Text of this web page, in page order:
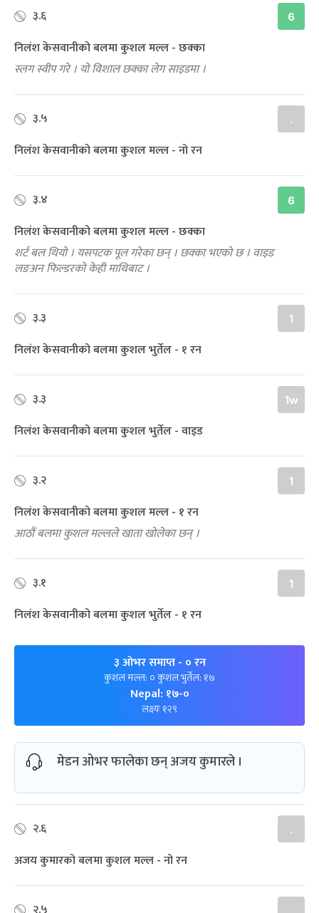
३.६ 6
निलंश केसवानीको बलमा कुशल मल्ल - छक्का
स्लग स्वीप गरे । यो विशाल छक्का लेग साइडमा ।
३.५ .
निलंश केसवानीको बलमा कुशल मल्ल - नो रन
३.४ 6
निलंश केसवानीको बलमा कुशल मल्ल - छक्का
शर्ट बल थियो । यसपटक पूल गरेका छन् । छक्का भएको छ । वाइड
लङअन फिल्डरको केही माथिबाट ।
३.३ 1
निलंश केसवानीको बलमा कुशल भुर्तेल - १ रन
३.३ 1w
निलंश केसवानीको बलमा कुशल भुर्तेल - वाइड
३.२ 1
निलंश केसवानीको बलमा कुशल मल्ल - १ रन
आठौं बलमा कुशल मल्लले खाता खोलेका छन् ।
३.१ 1
निलंश केसवानीको बलमा कुशल भुर्तेल - १ रन
३ ओभर समाप्त- ० रन
कुशल मल्ल: ० कुशल भुर्तेल: १७
Nepal: १७-०
लक्ष्यः १२९
मेडन ओभर फालेका छन् अजय कुमारले ।
२.६ .
अजय कुमारको बलमा कुशल मल्ल - नो रन